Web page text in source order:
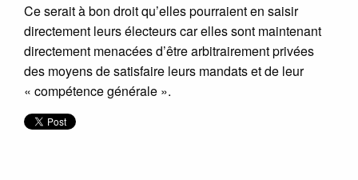
Ce serait à bon droit qu’elles pourraient en saisir
directement leurs électeurs car elles sont maintenant
directement menacées d’être arbitrairement privées
des moyens de satisfaire leurs mandats et de leur
« compétence générale ».